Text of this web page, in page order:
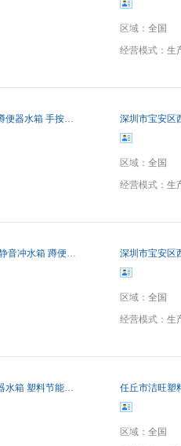
区域： 全国
经营模式： 生
广东厂家直销蹲便器水箱 手按式卫生间蹲坑水箱冲便器
深圳市宝安区
区域： 全国
经营模式： 生
友鹏卫浴 节水静音冲水箱 蹲便器水箱 提供OEM贴牌
深圳市宝安区
区域： 全国
经营模式： 生
批发蹲式大便器水箱 塑料节能厕所马桶蹲便器冲水箱定制 A3水箱
任丘市洁旺塑
区域： 全国